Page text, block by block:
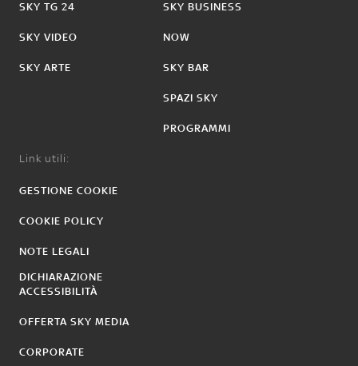
SKY TG 24
SKY VIDEO
SKY ARTE
SKY BUSINESS
NOW
SKY BAR
SPAZI SKY
PROGRAMMI
Link utili:
GESTIONE COOKIE
COOKIE POLICY
NOTE LEGALI
DICHIARAZIONE
ACCESSIBILITÀ
OFFERTA SKY MEDIA
CORPORATE